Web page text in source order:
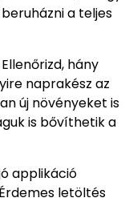
a teljes
Ellenőrizd, hány
naprakész az
új növényeket is
is bővíthetik a
applikáció
letöltés